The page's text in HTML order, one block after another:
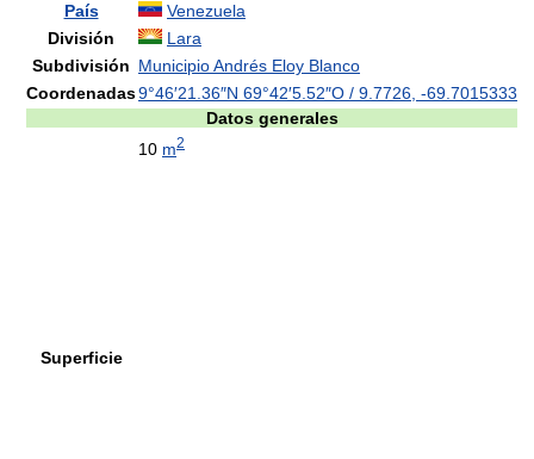
País
Venezuela
División
Lara
Subdivisión Municipio Andrés Eloy Blanco
Coordenadas9°46′21.36″N 69°42′5.52″O / 9.7726 -69.7015333
Datos generales
Superficie
10 m2